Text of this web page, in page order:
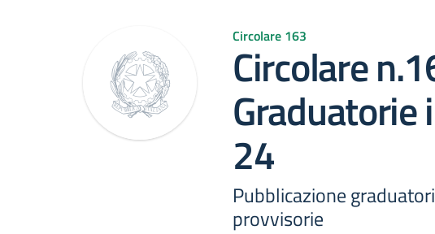
Circolare 163
Circolare
Graduatorie
24
Pubblicazione
provvisorie